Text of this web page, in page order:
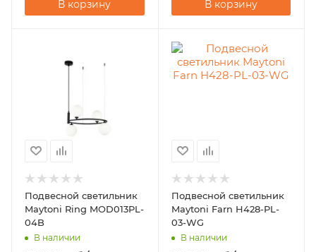
В корзину В корзину
Подвесной светильник
Maytoni Ring MOD013PL-
04B
В наличии
Подвесной светильник
Maytoni Farn H428-PL-
03-WG
В наличии